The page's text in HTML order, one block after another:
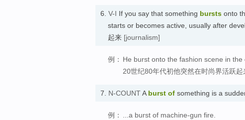
6. V-I If you say that something bursts onto
starts or becomes active, usually after
起来 [journalism]
例： He burst onto the fashion scene in the
20世纪80年代初他突然在时尚界活跃起
7. N-COUNTA burst of something is a
例：
...a burst of machine-gun fire.